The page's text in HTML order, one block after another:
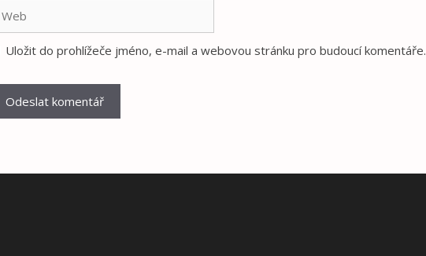
Uložit do prohlížeče jméno, e-mail a webovou stránku pro budoucí komentáře.